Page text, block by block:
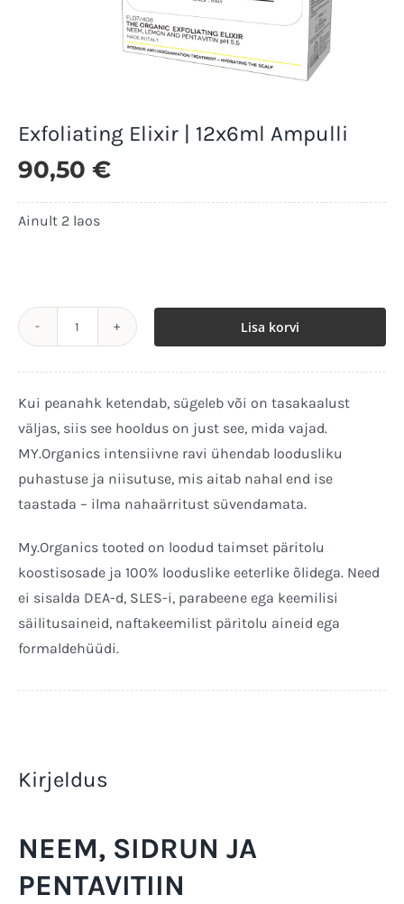
Exfoliating Elixir | 12x6ml Ampulli
90,50 €
Ainult 2 laos
Exfoliating
12x6ml
Ampulli
kogus
Lisa korvi
Kui peanahk ketendab, sügeleb või on tasakaalust
väljas, siis see hooldus on just see, mida vajad.
MY.Organics intensiivne ravi ühendab loodusliku
puhastuse ja niisutuse, mis aitab nahal end ise
taastada – ilma nahaärritust süvendamata.
My.Organics tooted on loodud taimset päritolu
koostisosade ja 100% looduslike eeterlike õlidega. Need
ei sisalda DEA-d, SLES-i, parabeene ega keemilisi
säilitusaineid, naftakeemilist päritolu aineid ega
formaldehüüdi.
Kirjeldus
NEEM, SIDRUN JA
PENTAVITIIN